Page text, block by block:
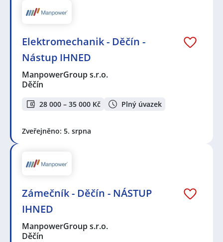
Elektromechanik - Děčín -
Nástup IHNED
ManpowerGroup s.r.o.
Děčín
28 000 – 35 000 Kč Plný úvazek
Zveřejněno: 5. srpna
Zámečník - Děčín - NÁSTUP
IHNED
ManpowerGroup s.r.o.
Děčín